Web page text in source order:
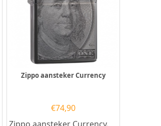
Zippo aansteker Currency
€74,90
Zippo aansteker Currency.